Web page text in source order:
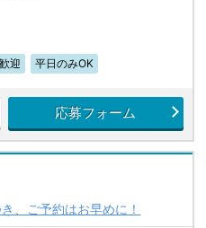
迎 平日のみOK
応募フォーム
、ご予約はお早めに！